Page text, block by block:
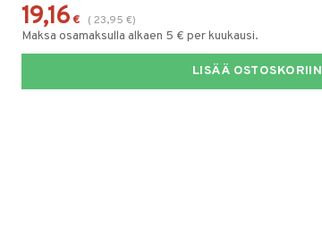
19,16 € ( 23,95 €)
Maksa osamaksulla alkaen 5 € per kuukausi.
LISÄÄ OSTOSKORIIN